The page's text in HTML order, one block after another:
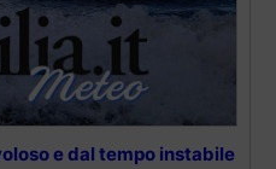
e dal tempo instabile